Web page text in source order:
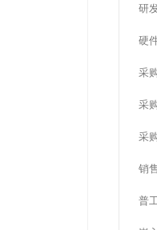
研
硬
采
采
采
销
普